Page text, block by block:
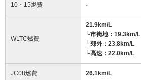
10・15燃費 -
WLTC燃費
21.9km/L
└市街地：19.3km/L
└郊外：23.8km/L
└高速：22.0km/L
JC08燃費 26.1km/L